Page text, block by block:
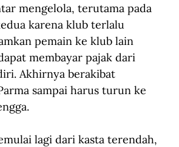
mengelola, terutama pada
karena klub terlalu
pemain ke klub lain
membayar pajak dari
Akhirnya berakibat
sampai harus turun ke
lagi dari kasta terendah,